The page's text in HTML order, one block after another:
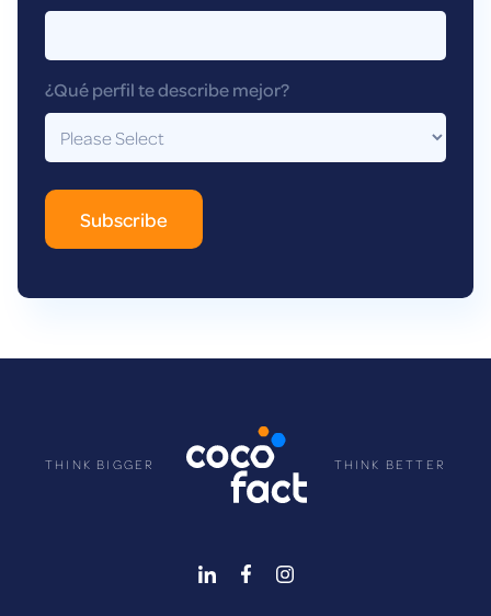
¿Qué perfil te describe mejor?
THINK BIGGER THINK BETTER